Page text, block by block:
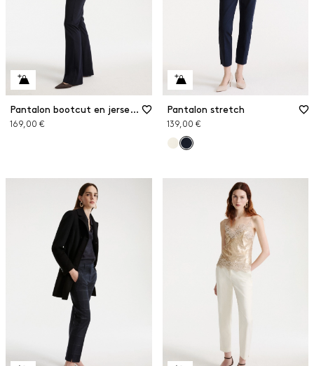
Pantalon bootcut en jersey stretch
169,00 €
Pantalon stretch
139,00 €